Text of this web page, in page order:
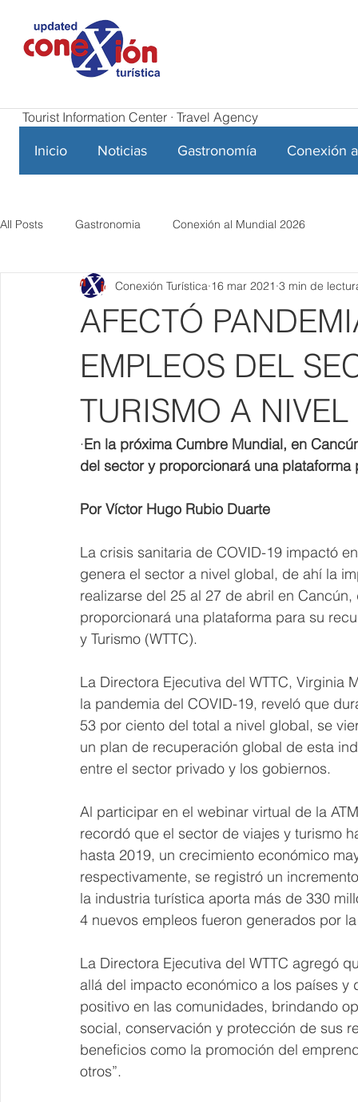
Tourist Information Center · Travel Agency
Inicio Noticias Gastronomía Conexión
All Posts Gastronomia Conexión al Mundial 2026
AFECTÓ
EMPLEOS DEL
TURISMO A
Conexión Turística 16 mar 2021 3 min de
·En la próxima Cumbre Mundial, en
del sector y proporcionará una
Por Víctor Hugo Rubio Duarte
La crisis sanitaria de COVID-19 impactó
genera el sector a nivel global, de ahí la
realizarse del 25 al 27 de abril en
proporcionará una plataforma para su
y Turismo (WTTC).
La Directora Ejecutiva del WTTC,
la pandemia del COVID-19, reveló que
53 por ciento del total a nivel global, se
un plan de recuperación global de esta
entre el sector privado y los gobiernos.
Al participar en el webinar virtual de la
recordó que el sector de viajes y turismo
hasta 2019, un crecimiento económico
respectivamente, se registró un
la industria turística aporta más de 330
4 nuevos empleos fueron generados por
La Directora Ejecutiva del WTTC agregó
allá del impacto económico a los países
positivo en las comunidades, brindando
social, conservación y protección de sus
beneficios como la promoción del
otros”.